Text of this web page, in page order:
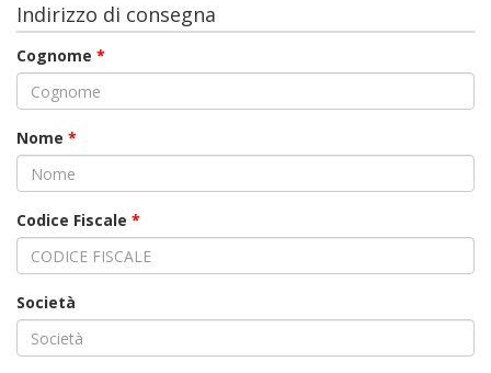
Indirizzo di consegna
Cognome *
Nome *
Codice Fiscale *
Società